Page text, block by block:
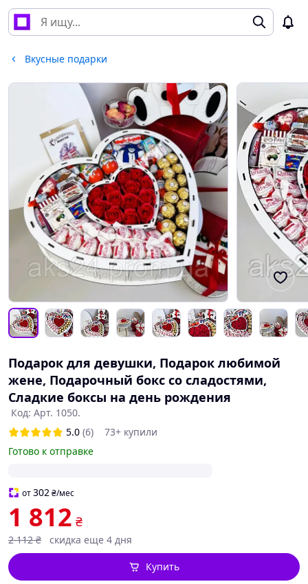
Вкусные подарки
Подарок для девушки, Подарок любимой
жене, Подарочный бокс со сладостями,
Сладкие боксы на день рождения
Код: Арт. 1050.
5.0 (6)
73+ купили
Готово к отправке
от302₴/мес
1 812 ₴
2 112 ₴ скидка еще 4 дня
Купить